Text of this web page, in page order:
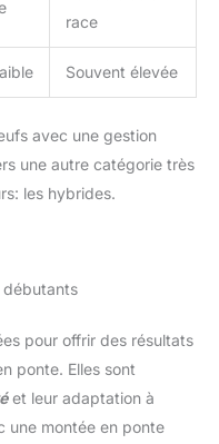
race
Souvent élevée
avec une gestion
une autre catégorie très
les hybrides.
débutants
pour offrir des résultats
ponte. Elles sont
et leur adaptation à
une montée en ponte